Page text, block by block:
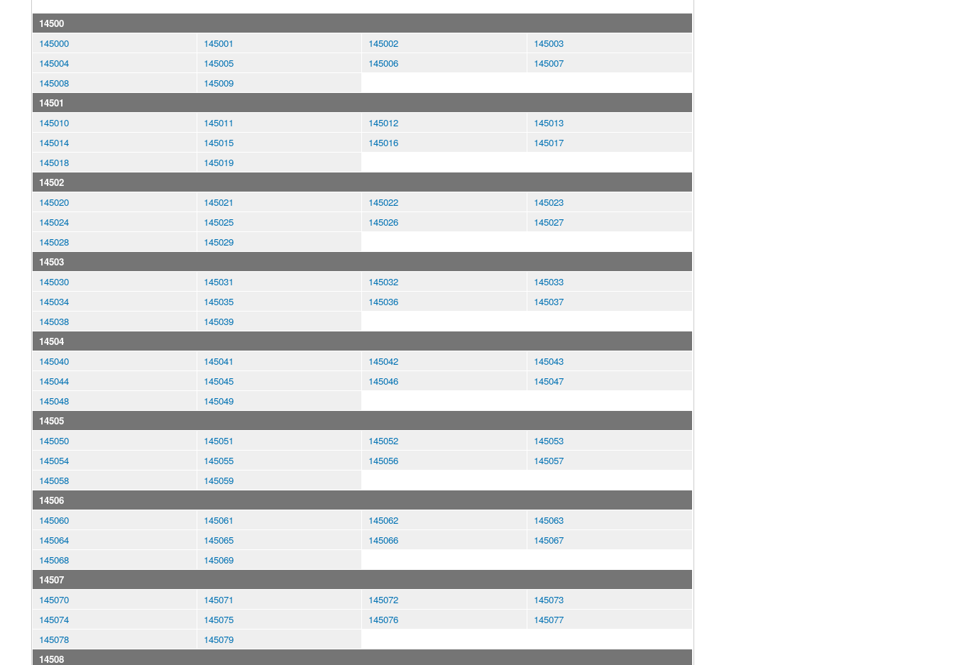
14500
145000
145001 145002
145003
145004
145005 145006
145007
145008
145009
14501
145010
145011 145012
145013
145014
145015 145016
145017
145018
145019
14502
145020
145021 145022
145023
145024
145025 145026
145027
145028
145029
14503
145030
145031 145032
145033
145034
145035 145036
145037
145038
145039
14504
145040
145041 145042
145043
145044
145045 145046
145047
145048
145049
14505
145050
145051 145052
145053
145054
145055 145056
145057
145058
145059
14506
145060
145061 145062
145063
145064
145065 145066
145067
145068
145069
14507
145070
145071 145072
145073
145074
145075 145076
145077
145078
145079
14508